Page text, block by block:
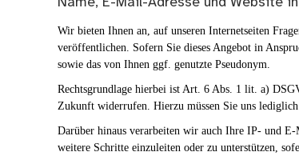
Wir bieten Ihnen an, auf unseren Internetseiten
veröffentlichen. Sofern Sie dieses Angebot in
sowie das von Ihnen ggf. genutzte Pseudonym.
Rechtsgrundlage hierbei ist Art. 6 Abs. 1 lit. a)
Zukunft widerrufen. Hierzu müssen Sie uns
Darüber hinaus verarbeiten wir auch Ihre IP- und
weitere Schritte einzuleiten oder zu unterstützen,